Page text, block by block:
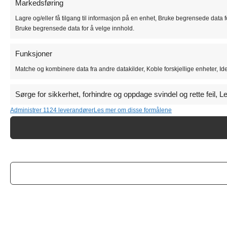
Markedsføring
Lagre og/eller få tilgang til informasjon på en enhet, Bruke begrensede
Bruke begrensede data for å velge innhold.
Funksjoner
Matche og kombinere data fra andre datakilder, Koble forskjellige enheter,
Sørge for sikkerhet, forhindre og oppdage svindel og rette feil,
Administrer 1124 leverandørerLes mer om disse formålene